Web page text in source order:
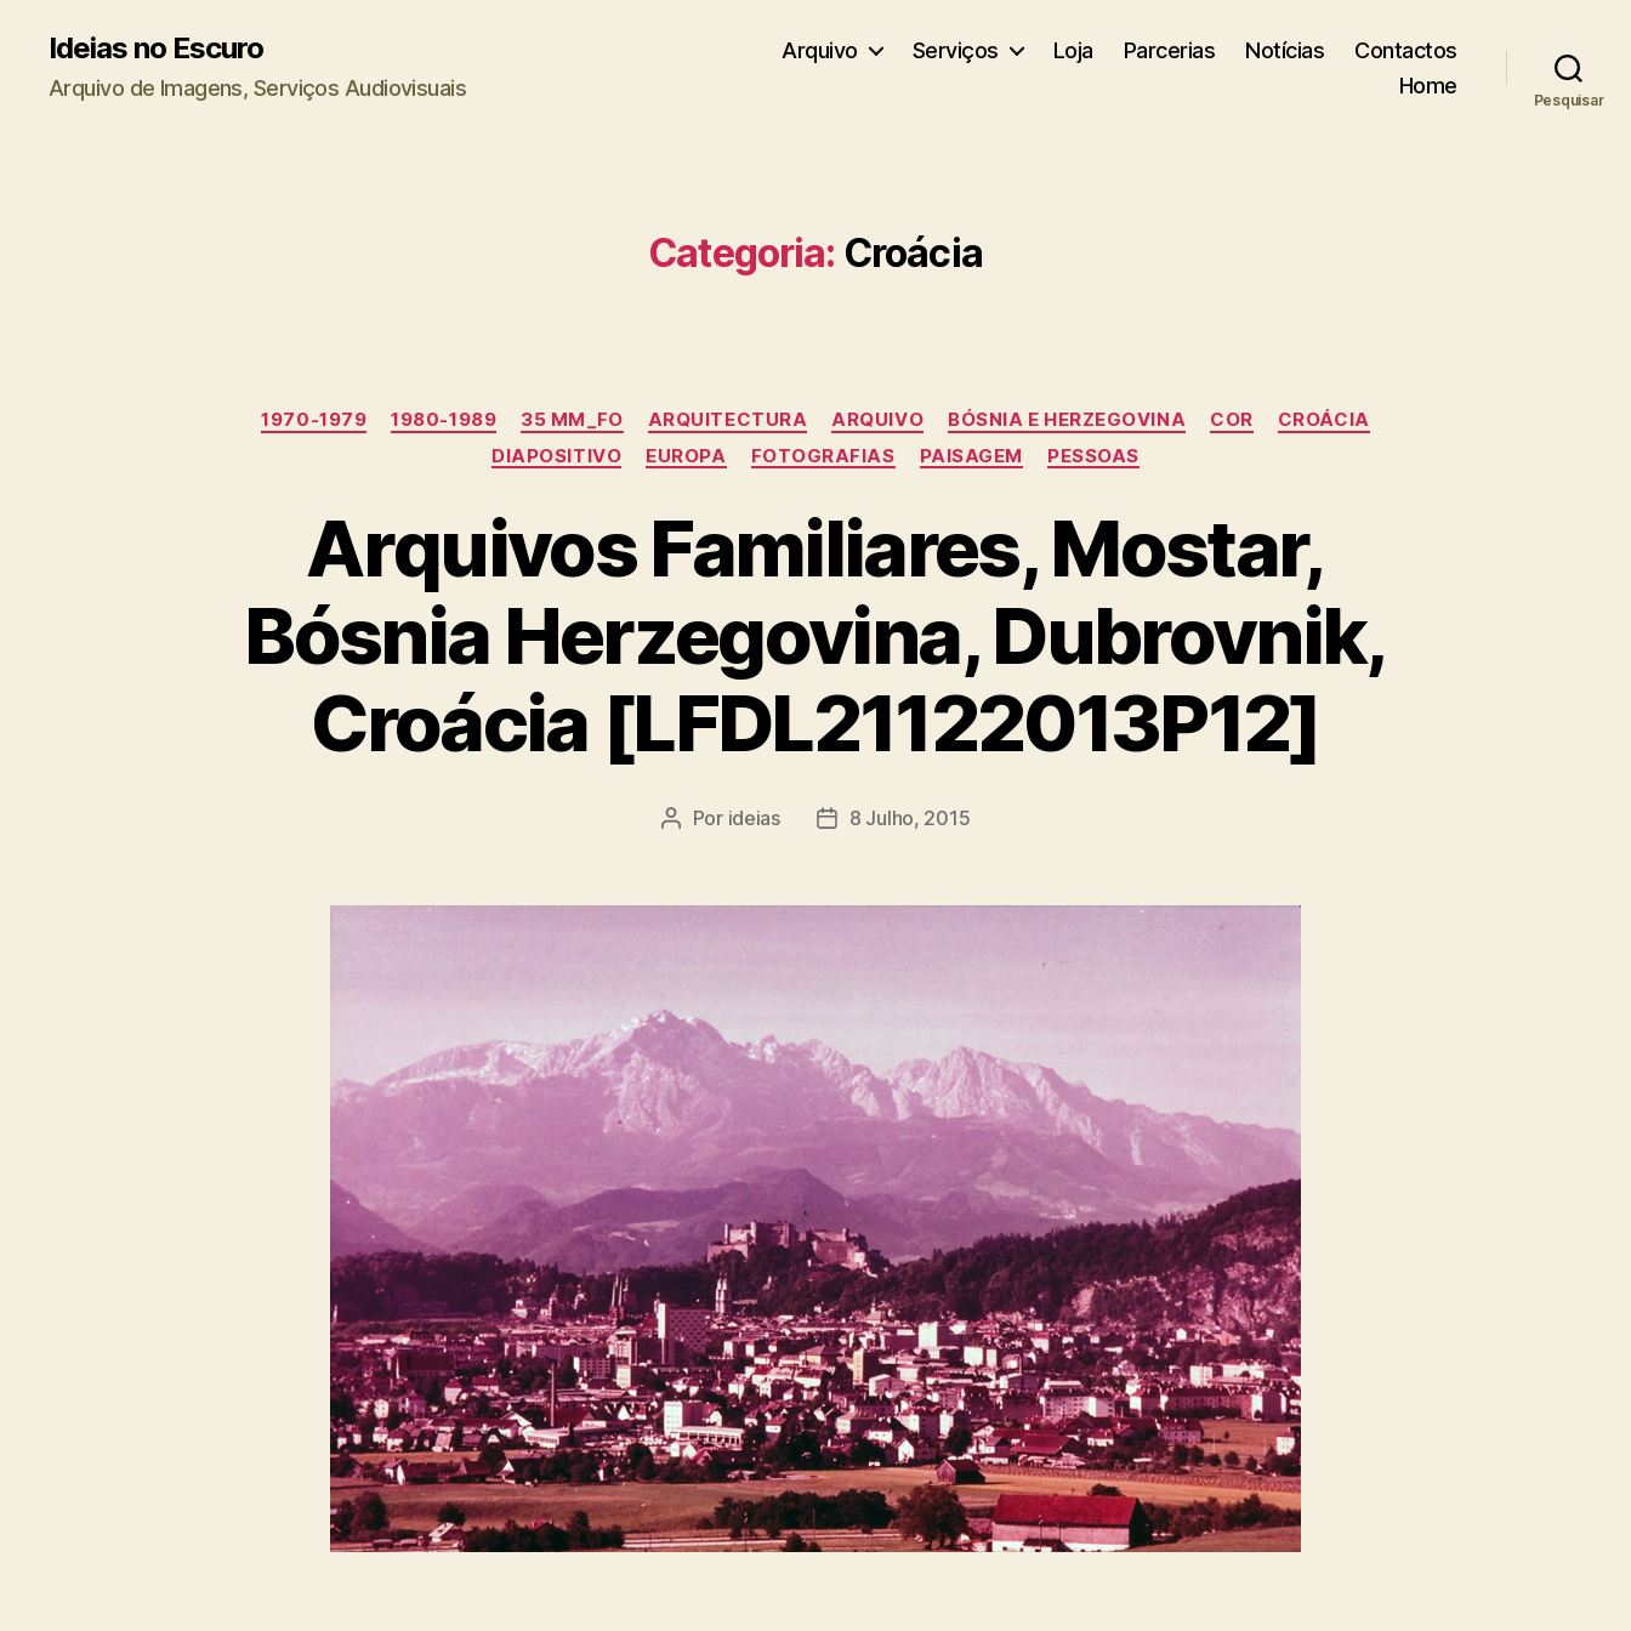
Ideias no Escuro
Arquivo de Imagens, Serviços Audiovisuais
Arquivo Serviços Loja Parcerias Notícias
Contactos
Home
Pesquisar
Categoria: Croácia
Categorias
1970-1979 1980-1989 35 MM_FO ARQUITECTURA ARQUIVO BÓSNIA E HERZEGOVINA COR
CROÁCIA
DIAPOSITIVO
EUROPA FOTOGRAFIAS PAISAGEM PESSOAS
Arquivos Familiares, Mostar,
Bósnia Herzegovina, Dubrovnik,
Croácia [LFDL21122013P12]
Autor
Por ideias
Data8 Julho, 2015